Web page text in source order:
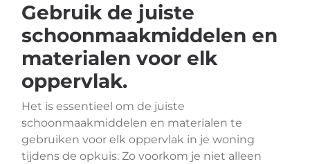
Gebruik de juiste
schoonmaakmiddelen en
materialen voor elk
oppervlak.
Het is essentieel om de juiste
schoonmaakmiddelen en materialen te
gebruiken voor elk oppervlak in je woning
tijdens de opkuis. Zo voorkom je niet alleen